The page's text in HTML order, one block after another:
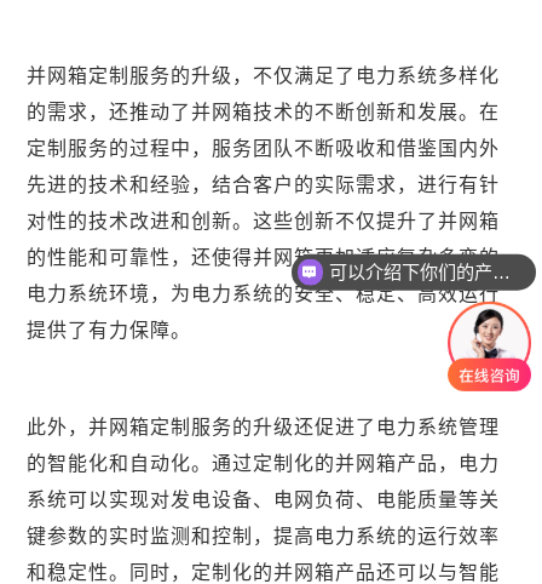
并网箱定制服务的升级，不仅满足了电力系统多样化
的需求，还推动了并网箱技术的不断创新和发展。在
定制服务的过程中，服务团队不断吸收和借鉴国内外
先进的技术和经验，结合客户的实际需求，进行有针
对性的技术改进和创新。这些创新不仅提升了并网箱
的性能和可靠性，还使得并网箱更加适应复杂多变的
电力系统环境，为电力系统的安全、稳定、高效运行
提供了有力保障。
此外，并网箱定制服务的升级还促进了电力系统管理
的智能化和自动化。通过定制化的并网箱产品，电力
系统可以实现对发电设备、电网负荷、电能质量等关
键参数的实时监测和控制，提高电力系统的运行效率
和稳定性。同时，定制化的并网箱产品还可以与智能
可以介绍下你们的产品么